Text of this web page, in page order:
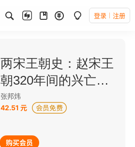
登录 注册
两宋王朝史：赵宋王
朝320年间的兴亡起
伏
张邦炜
42.51 元
购买会员